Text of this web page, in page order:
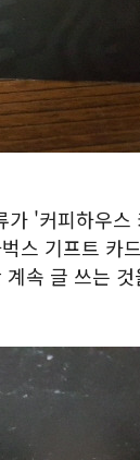
가 '커피하우
스 기프트 카
속 글 쓰는